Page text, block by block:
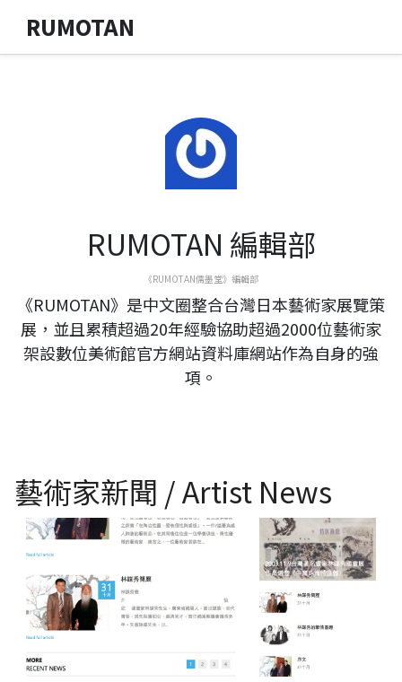
RUMOTAN
RUMOTAN 編輯部
《RUMOTAN儒墨堂》編輯部
《RUMOTAN》是中文圈整合台灣日本藝術家展覽策
展，並且累積超過20年經驗協助超過2000位藝術家
架設數位美術館官方網站資料庫網站作為自身的強
項。
藝術家新聞 / Artist News